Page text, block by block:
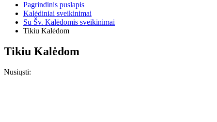
Pagrindinis puslapis
Kalėdiniai sveikinimai
Su Šv. Kalėdomis sveikinimai
Tikiu Kalėdom
Tikiu Kalėdom
Nusiųsti: